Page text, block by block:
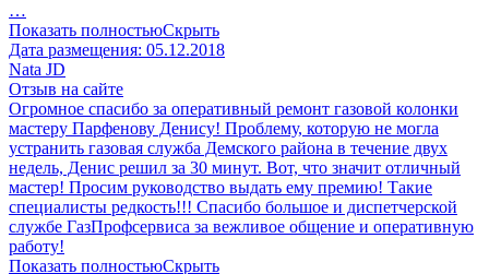
…
Показать полностьюСкрыть
Дата размещения: 05.12.2018
Nata JD
Отзыв на сайте
Огромное спасибо за оперативный ремонт газовой колонки
мастеру Парфенову Денису! Проблему, которую не могла
устранить газовая служба Демского района в течение двух
недель, Денис решил за 30 минут. Вот, что значит отличный
мастер! Просим руководство выдать ему премию! Такие
специалисты редкость!!! Спасибо большое и диспетчерской
службе ГазПрофсервиса за вежливое общение и оперативную
работу!
Показать полностьюСкрыть